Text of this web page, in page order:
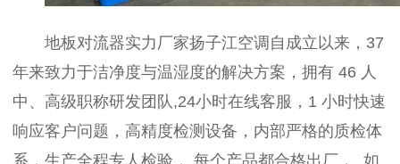
地板对流器实力厂家扬子江空调自成立以来，37
年来致力于洁净度与温湿度的解决方案，拥有 46 人
中、高级职称研发团队,24小时在线客服，1 小时快速
响应客户问题，高精度检测设备，内部严格的质检体
系，生产全程专人检验， 每个产品都合格出厂， 如